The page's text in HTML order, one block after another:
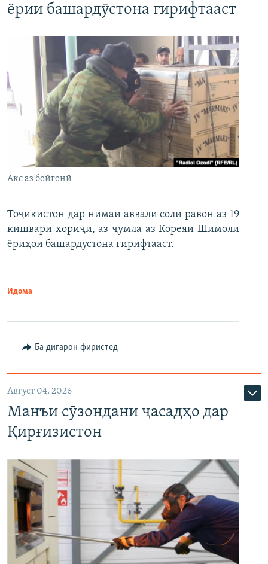
ёрии башардӯстона гирифтааст
Акс аз бойгонӣ
Тоҷикистон дар нимаи аввали соли равон аз 19
кишвари хориҷӣ, аз ҷумла аз Кореяи Шимолӣ
ёриҳои башардӯстона гирифтааст.
Идома
Ба дигарон фиристед
Август 04, 2026
Манъи сӯзондани ҷасадҳо дар
Қирғизистон